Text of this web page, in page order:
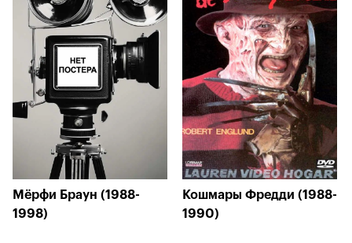
Мёрфи Браун (1988-
1998)
Кошмары Фредди (1988-
1990)